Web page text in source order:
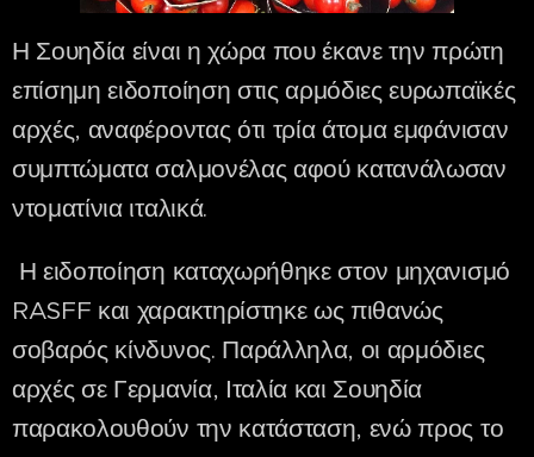
Η Σουηδία είναι η χώρα που έκανε την πρώτη
επίσημη ειδοποίηση στις αρμόδιες ευρωπαϊκές
αρχές, αναφέροντας ότι τρία άτομα εμφάνισαν
συμπτώματα σαλμονέλας αφού κατανάλωσαν
ντοματίνια ιταλικά.
Η ειδοποίηση καταχωρήθηκε στον μηχανισμό
RASFF και χαρακτηρίστηκε ως πιθανώς
σοβαρός κίνδυνος. Παράλληλα, οι αρμόδιες
αρχές σε Γερμανία, Ιταλία και Σουηδία
παρακολουθούν την κατάσταση, ενώ προς το